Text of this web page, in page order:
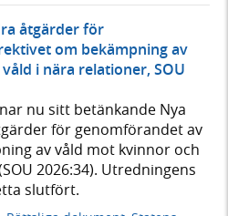
åtgärder för
om bekämpning av
i nära relationer, SOU
nu sitt betänkande Nya
för genomförandet av
av våld mot kvinnor och
2026:34). Utredningens
slutfört.